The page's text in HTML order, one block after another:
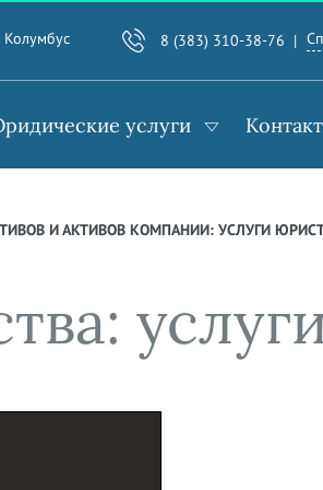
Колумбус 8 (383) 310-38-76
услуги
И АКТИВОВ КОМПАНИИ: УСЛУГИ